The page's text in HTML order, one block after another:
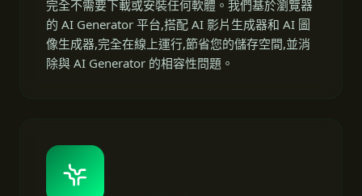
完全不需要下載或安裝任何軟體。我們基於瀏覽器
的 AI Generator 平台,搭配 AI 影片生成器和 AI 圖
像生成器,完全在線上運行,節省您的儲存空間,並消
除與 AI Generator 的相容性問題。